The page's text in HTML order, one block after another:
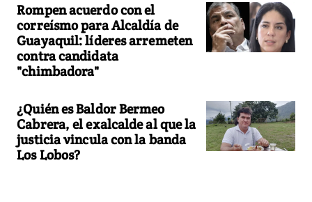
Rompen acuerdo con el
correísmo para Alcaldía de
Guayaquil: líderes arremeten
contra candidata
"chimbadora"
¿Quién es Baldor Bermeo
Cabrera, el exalcalde al que la
justicia vincula con la banda
Los Lobos?